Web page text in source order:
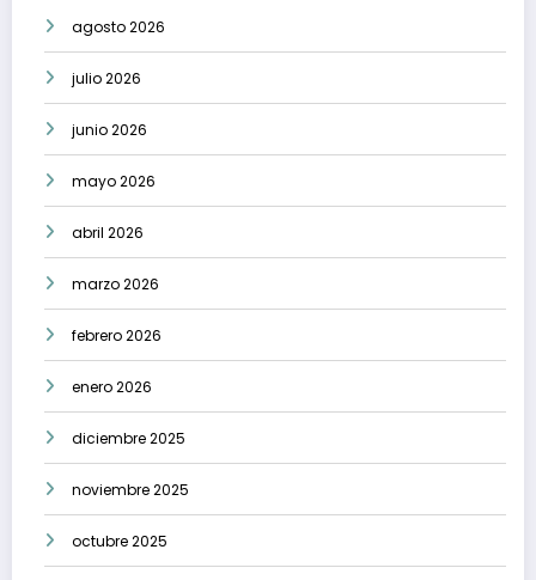
agosto 2026
julio 2026
junio 2026
mayo 2026
abril 2026
marzo 2026
febrero 2026
enero 2026
diciembre 2025
noviembre 2025
octubre 2025